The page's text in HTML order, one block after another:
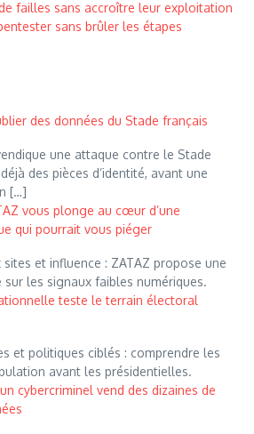
failles sans accroître leur exploitation
sans brûler les étapes
des données du Stade français
une attaque contre le Stade
des pièces d’identité, avant une
[…]
vous plonge au cœur d’une
qui pourrait vous piéger
et influence : ZATAZ propose une
les signaux faibles numériques.
teste le terrain électoral
et politiques ciblés : comprendre les
avant les présidentielles.
cybercriminel vend des dizaines de